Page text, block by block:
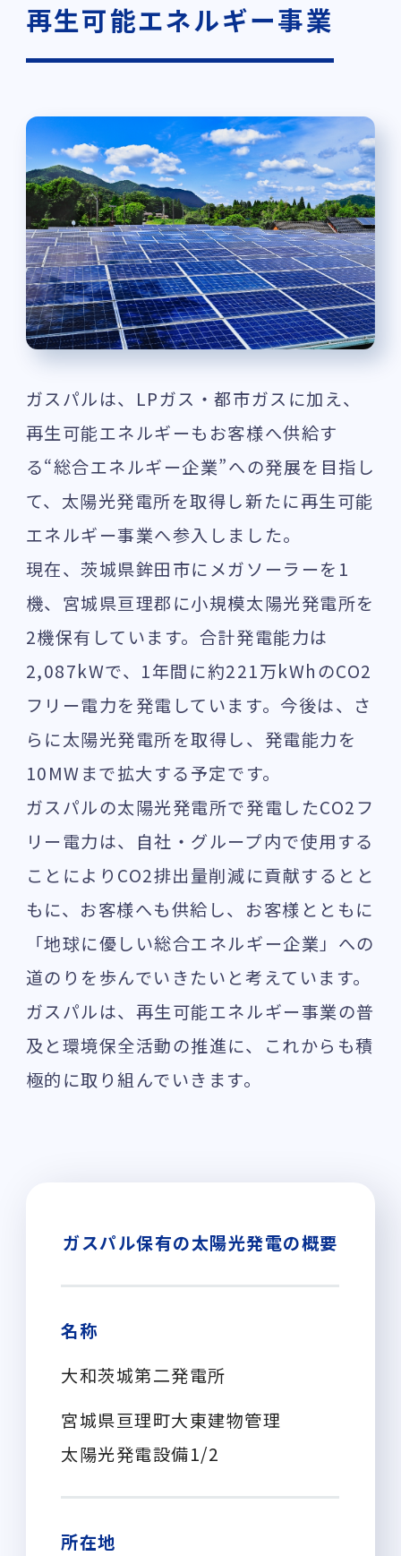
再生可能エネルギー事業
ガスパルは、LPガス・都市ガスに加え、
再生可能エネルギーもお客様へ供給す
る“総合エネルギー企業”への発展を目指し
て、太陽光発電所を取得し新たに再生可能
エネルギー事業へ参入しました。
現在、茨城県鉾田市にメガソーラーを1
機、宮城県亘理郡に小規模太陽光発電所を
2機保有しています。合計発電能力は
2,087kWで、1年間に約221万kWhのCO2
フリー電力を発電しています。今後は、さ
らに太陽光発電所を取得し、発電能力を
10MWまで拡大する予定です。
ガスパルの太陽光発電所で発電したCO2フ
リー電力は、自社・グループ内で使用する
ことによりCO2排出量削減に貢献するとと
もに、お客様へも供給し、お客様とともに
「地球に優しい総合エネルギー企業」への
道のりを歩んでいきたいと考えています。
ガスパルは、再生可能エネルギー事業の普
及と環境保全活動の推進に、これからも積
極的に取り組んでいきます。
ガスパル保有の太陽光発電の概要
名称
大和茨城第二発電所
宮城県亘理町大東建物管理
太陽光発電設備1/2
所在地